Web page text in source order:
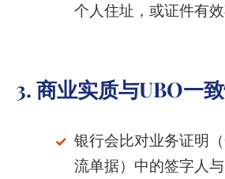
个人住址，或证件有
3. 商业实质与UBO一
银行会比对业务证明
流单据）中的签字人